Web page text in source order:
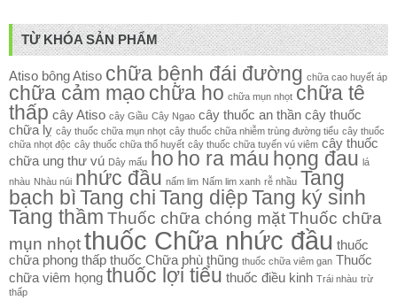
TỪ KHÓA SẢN PHẨM
Atiso bông Atiso chữa bệnh đái đường chữa cao huyết áp
chữa cảm mạo chữa ho chữa mụn nhọt chữa tê
thấp cây Atiso cây Giầu Cây Ngao cây thuốc an thần cây thuốc
chữa lỵ cây thuốc chữa mụn nhọt cây thuốc chữa nhiễm trùng đường tiểu cây thuốc
chữa nhọt độc cây thuốc chữa thổ huyết cây thuốc chữa tuyến vú viêm cây thuốc
chữa ung thư vú Dây mấu ho ho ra máu họng đau lá
nhàu Nhàu núi nhức đầu nấm lim Nấm lim xanh rễ nhầu Tang
bạch bì Tang chi Tang diệp Tang ký sinh
Tang thầm Thuốc chữa chóng mặtThuốc chữa
mụn nhọtthuốc Chữa nhức đầu thuốc
chữa phong thấp thuốc Chữa phù thũng thuốc chữa viêm gan Thuốc
chữa viêm họng thuốc lợi tiểu thuốc điều kinh Trái nhàu trừ
thấp